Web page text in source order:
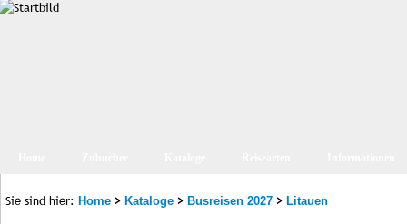
Sie sind hier: Home > Kataloge > Busreisen 2027 > Litauen